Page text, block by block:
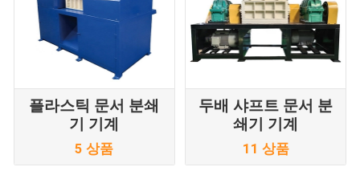
플라스틱 문서 분쇄
기 기계
5 상품
두배 샤프트 문서 분
쇄기 기계
11 상품